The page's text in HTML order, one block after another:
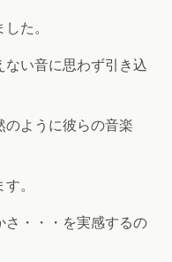
た。
ない音に思わず引き込
のように彼らの音楽
。
さ・・・を実感するの